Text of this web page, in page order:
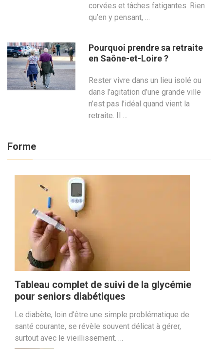
corvées et tâches fatigantes. Rien
qu’en y pensant, …
Pourquoi prendre sa retraite
en Saône-et-Loire ?
Rester vivre dans un lieu isolé ou
dans l’agitation d’une grande ville
n’est pas l’idéal quand vient la
retraite. Il …
Forme
Tableau complet de suivi de la glycémie
pour seniors diabétiques
Le diabète, loin d’être une simple problématique de
santé courante, se révèle souvent délicat à gérer,
surtout avec le vieillissement. …